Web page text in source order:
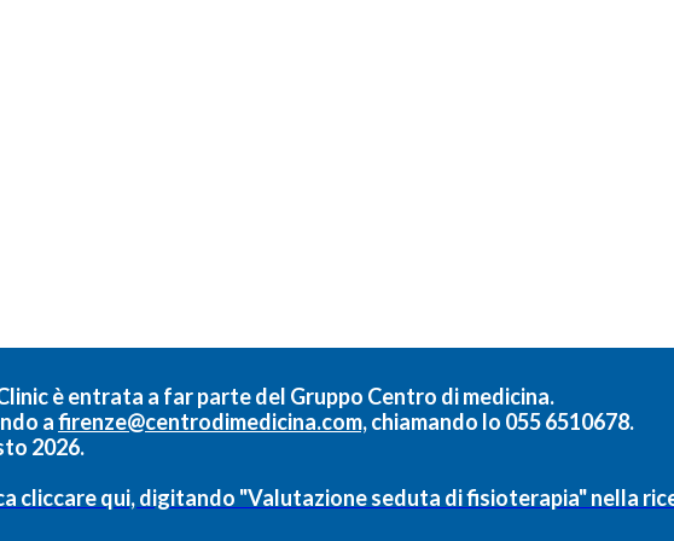
è entrata a far parte del Gruppo Centro di medicina.
afirenze@centrodimedicina.com,chiamando lo 055 6510678.
2026.
cliccare qui, digitando "Valutazione seduta di fisioterapia" nella